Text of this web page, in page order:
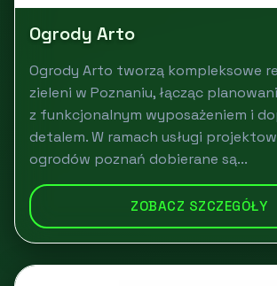
Ogrody Arto
Ogrody Arto tworzą kompleksowe
zieleni w Poznaniu, łącząc
z funkcjonalnym wyposażeniem i
detalem. W ramach usługi
ogrodów poznań dobierane są...
ZOBACZ SZCZEGÓŁY